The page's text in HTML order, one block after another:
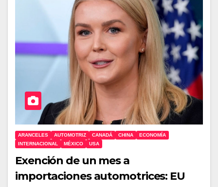
ARANCELES AUTOMOTRIZ CANADÁ CHINA
ECONOMÍA
INTERNACIONAL
MÉXICO USA
Exención de un mes a
importaciones automotrices: EU